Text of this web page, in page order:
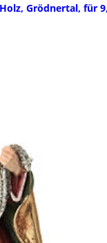
Grödnertal, für